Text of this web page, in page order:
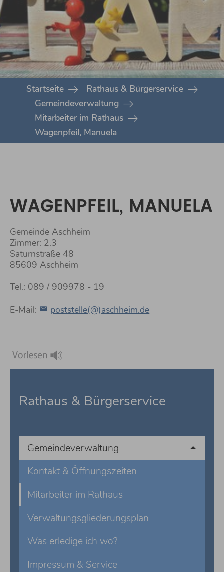
You are here:Startseite
Rathaus & Bürgerservice
Gemeindeverwaltung
Mitarbeiter im Rathaus
Wagenpfeil, Manuela
WAGENPFEIL, MANUELA
Gemeinde Aschheim
Zimmer: 2.3
Saturnstraße 48
85609 Aschheim
Tel.: 089 / 909978 - 19
E-Mail:
poststelle(@)aschheim.de
Rathaus & Bürgerservice
Gemeindeverwaltung
Kontakt & Öffnungszeiten
Mitarbeiter im Rathaus
Verwaltungsgliederungsplan
Was erledige ich wo?
Impressum & Service